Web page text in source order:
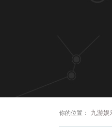
你的位置： 九游娱